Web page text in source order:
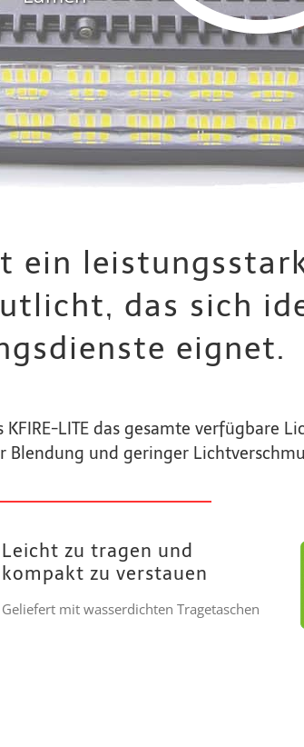
ein
das sich
eignet.
LITE das gesamte verfügbare
und geringer
Leicht zu tragen und
kompakt zu verstauen
Geliefert mit wasserdichten Tragetaschen